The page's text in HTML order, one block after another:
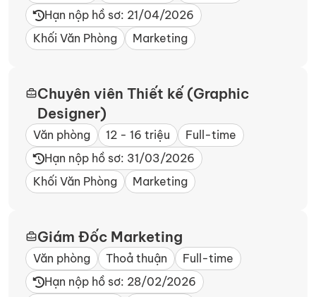
Hạn nộp hồ sơ: 21/04/2026
Khối Văn Phòng
Marketing
Chuyên viên Thiết kế (Graphic
Designer)
Văn phòng 12 - 16 triệu
Full-time
Hạn nộp hồ sơ: 31/03/2026
Khối Văn Phòng
Marketing
Giám Đốc Marketing
Văn phòng Thoả thuận
Full-time
Hạn nộp hồ sơ: 28/02/2026